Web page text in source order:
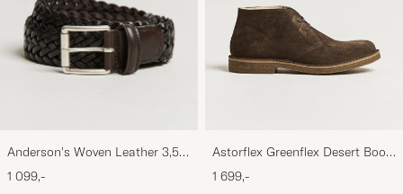
Anderson's Woven Leather 3,5
cm Belt Dark Brown
1 099,-
Astorflex Greenflex Desert Boot
Dark Brown Suede
1 699,-